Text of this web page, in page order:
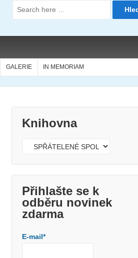
Search
for:
GALERIE IN MEMORIAM
Knihovna
Knihovna
Přihlašte se k
odběru novinek
zdarma
E-mail*